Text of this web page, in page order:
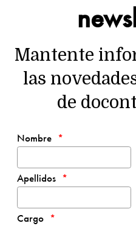
Mantente
las
de
Nombre
Apellidos
Cargo